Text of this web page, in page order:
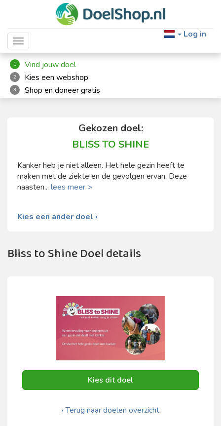
Toggle navigation
Log in
1 Vind jouw doel
2 Kies een webshop
3 Shop en doneer gratis
Gekozen doel:
BLISS TO SHINE
Kanker heb je niet alleen. Het hele gezin heeft te
maken met de ziekte en de gevolgen ervan. Deze
naasten... lees meer >
Kies een ander doel ›
Bliss to Shine Doel details
Kies dit doel
‹ Terug naar doelen overzicht